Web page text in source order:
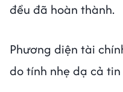
đều đã hoàn thành.
Phương diện tài
do tính nhẹ dạ cả